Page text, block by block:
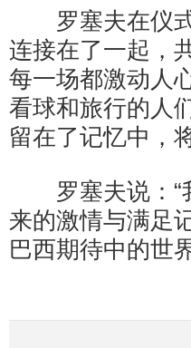
罗塞夫在仪式
连接在了一起，
每一场都激动人
看球和旅行的人
留在了记忆中，
罗塞夫说：“
来的激情与满足
巴西期待中的世